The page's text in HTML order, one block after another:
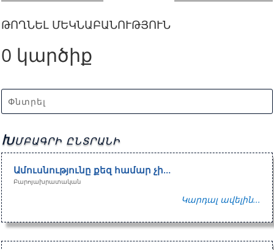
ԹՈՂՆԵԼ ՄԵԿՆԱԲԱՆՈՒԹՅՈՒՆ
0 կարծիք
Խմբագրի ընտրանի
Ամուսնությունը քեզ համար չի…
Բարոյախրատական
Կարդալ ավելին...